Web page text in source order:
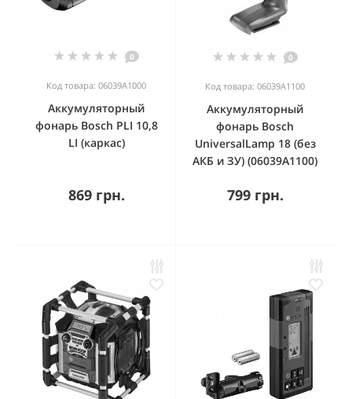
0
Код товара: 06039A1000
Аккумуляторный
фонарь Bosch PLI 10,8
LI (каркас)
869 грн.
0
Код товара: 06039A1100
Аккумуляторный
фонарь Bosch
UniversalLamp 18 (без
АКБ и ЗУ) (06039A1100)
799 грн.